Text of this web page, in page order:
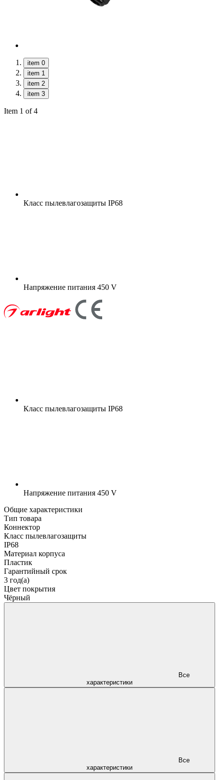
item 0
item 1
item 2
item 3
Item 1 of 4
Класс пылевлагозащиты IP68
Напряжение питания 450 V
Класс пылевлагозащиты IP68
Напряжение питания 450 V
Общие характеристики
Тип товара
Коннектор
Класс пылевлагозащиты
IP68
Материал корпуса
Пластик
Гарантийный срок
3 год(а)
Цвет покрытия
Чёрный
характеристики
характеристики